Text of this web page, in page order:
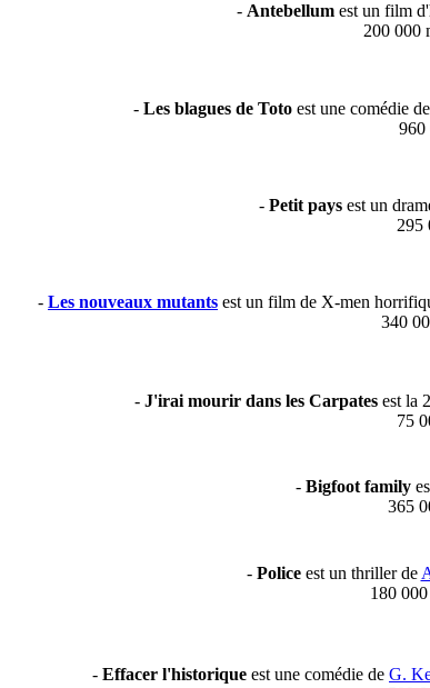
- Antebellum est un film
200 000
- Les blagues de Toto est une comédie de
960
- Petit pays est un
295
- Les nouveaux mutants est un film de X-men
340
- J'irai mourir dans les Carpates est la
75
- Bigfoot family
365
- Police est un thriller de
180
- Effacer l'historique est une comédie de G.